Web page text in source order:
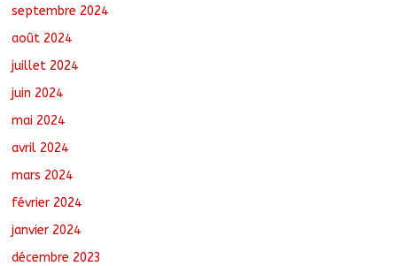
septembre 2024
août 2024
juillet 2024
juin 2024
mai 2024
avril 2024
mars 2024
février 2024
janvier 2024
décembre 2023